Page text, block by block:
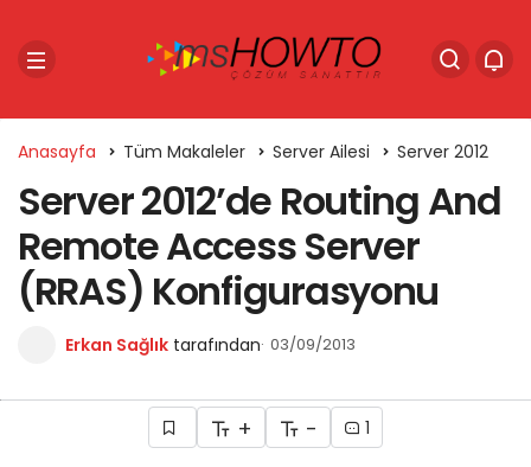
Anasayfa Tüm Makaleler Server Ailesi Server 2012
Server 2012’de Routing And
Remote Access Server
(RRAS) Konfigurasyonu
Erkan Sağlık tarafından 03/09/2013
+ - 1